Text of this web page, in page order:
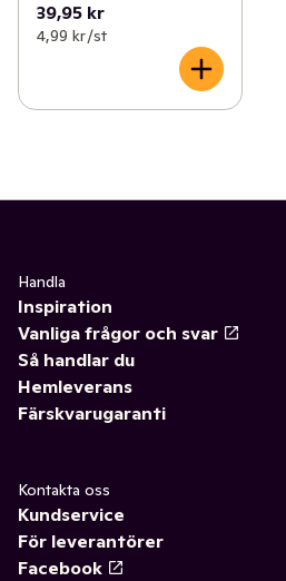
39,95 kr
4,99 kr /st
Handla
Inspiration
Vanliga frågor och svar
Så handlar du
Hemleverans
Färskvarugaranti
Kontakta oss
Kundservice
För leverantörer
Facebook